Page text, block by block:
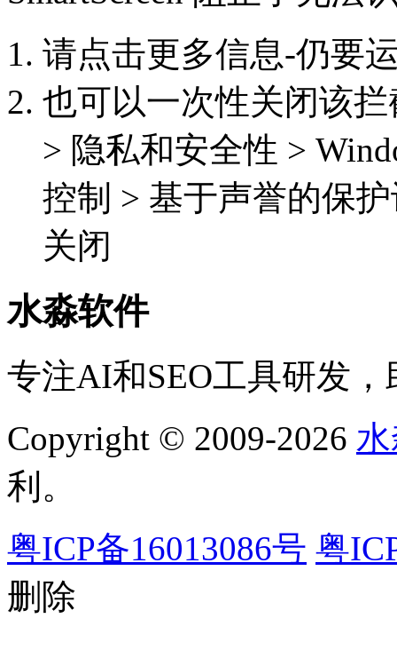
请点击更多信息-仍要
也可以一次性关闭该
> 隐私和安全性 >
控制 > 基于声誉的保
关闭
水淼软件
专注AI和SEO工具研发
Copyright © 2009-2026
利。
粤ICP备16013086号 粤
删除